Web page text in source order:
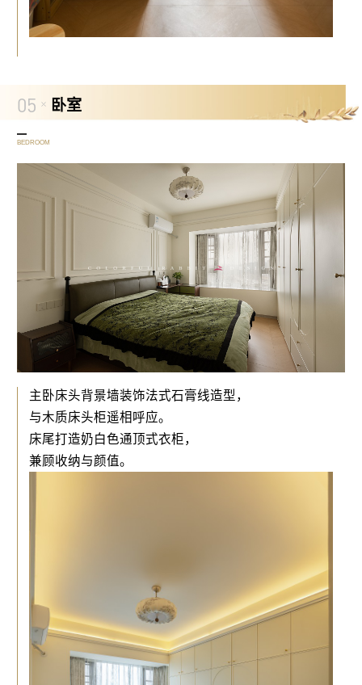
05 卧室
BEDROOM
主卧床头背景墙装饰法式石膏线造型，
与木质床头柜遥相呼应。
床尾打造奶白色通顶式衣柜，
兼顾收纳与颜值。